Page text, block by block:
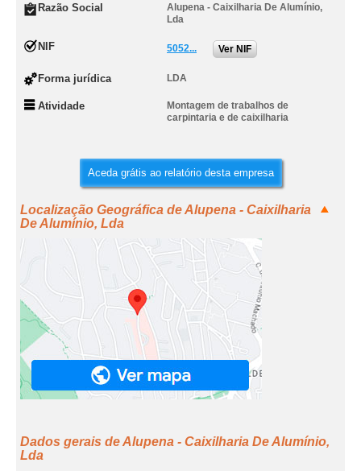
Razão Social
Alupena - Caixilharia De Alumínio,
Lda
NIF 5052... Ver NIF
Forma jurídica LDA
Atividade
Montagem de trabalhos de
carpintaria e de caixilharia
Aceda grátis ao relatório desta empresa
Localização Geográfica de Alupena - Caixilharia
De Alumínio, Lda
Dados gerais de Alupena - Caixilharia De Alumínio,
Lda